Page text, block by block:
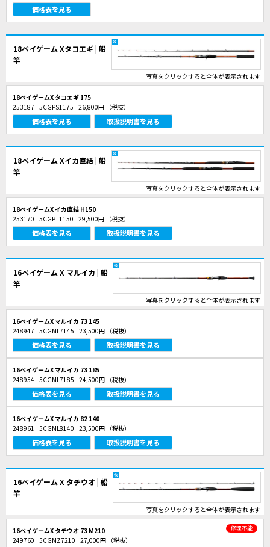
価格表を見る
18ベイゲーム Xタコエギ | 船
竿
写真をクリックすると全体が表示されます
18ベイゲームX タコエギ 175
253187 5CGPS1175 26,800円 （税抜）
価格表を見る 取扱説明書を見る
18ベイゲーム Xイカ直結 | 船
竿
写真をクリックすると全体が表示されます
18ベイゲームX イカ直結 H150
253170 5CGPT1150 29,500円 （税抜）
価格表を見る 取扱説明書を見る
16ベイゲーム X マルイカ | 船
竿
写真をクリックすると全体が表示されます
16ベイゲームX マルイカ 73 145
248947 5CGML7145 23,500円 （税抜）
価格表を見る 取扱説明書を見る
16ベイゲームX マルイカ 73 185
248954 5CGML7185 24,500円 （税抜）
価格表を見る 取扱説明書を見る
16ベイゲームX マルイカ 82 140
248961 5CGML8140 23,500円 （税抜）
価格表を見る 取扱説明書を見る
16ベイゲーム X タチウオ | 船
竿
写真をクリックすると全体が表示されます
16ベイゲームX タチウオ 73 M210 修理不能
249760 5CGMZ7210 27,000円 （税抜）